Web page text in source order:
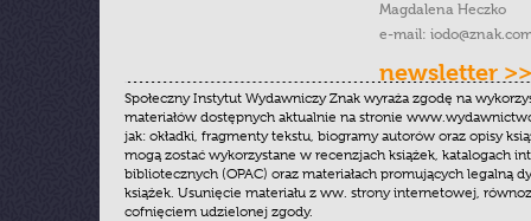
Magdalena Heczko
e-mail:
newsletter >>
Społeczny Instytut Wydawniczy Znak wyraża zgodę na
materiałów dostępnych aktualnie na stronie
jak: okładki, fragmenty tekstu, biogramy autorów oraz opisy
mogą zostać wykorzystane w recenzjach książek, katalogach
bibliotecznych (OPAC) oraz materiałach promujących legalną
książek. Usunięcie materiału z ww. strony internetowej,
cofnięciem udzielonej zgody.